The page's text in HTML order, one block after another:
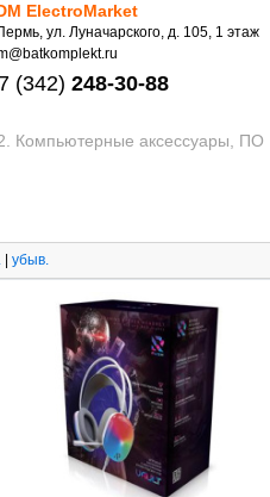
ElectroMarket
ул. Луначарского, д. 105, 1 этаж
(342) 248-30-88
Компьютерные аксессуары, ПО
| убыв.